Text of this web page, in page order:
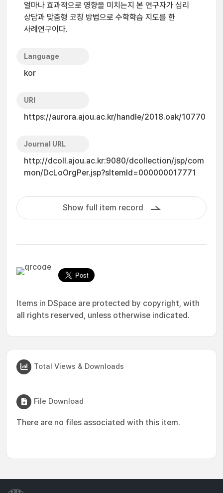
얼마나 효과적으로 영향을 미치는지 본 연구자가 심리
상담과 맞춤형 코칭 방법으로 수학학습 지도를 한
사례연구이다.
Language
kor
URI
https://aurora.ajou.ac.kr/handle/2018.oak/10770
Journal URL
http://dcoll.ajou.ac.kr:9080/dcollection/jsp/com
mon/DcLoOrgPer.jsp?sItemId=000000017771
Show full item record
Items in DSpace are protected by copyright, with
all rights reserved, unless otherwise indicated.
Total Views & Downloads
File Download
There are no files associated with this item.